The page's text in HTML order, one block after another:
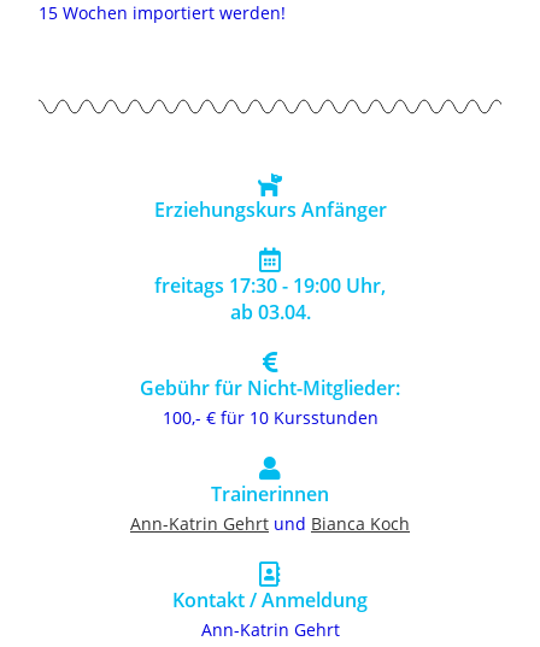
15 Wochen importiert werden!
Erziehungskurs Anfänger
freitags 17:30 - 19:00 Uhr,
ab 03.04.
Gebühr für Nicht-Mitglieder:
100,- € für 10 Kursstunden
Trainerinnen
Ann-Katrin Gehrt und Bianca Koch
Kontakt / Anmeldung
Ann-Katrin Gehrt